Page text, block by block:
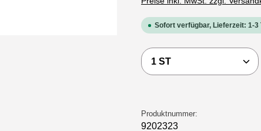
Sofort verfügbar, Lieferzeit: 1-3
Produkt Anzahl:
Produktnummer:
9202323